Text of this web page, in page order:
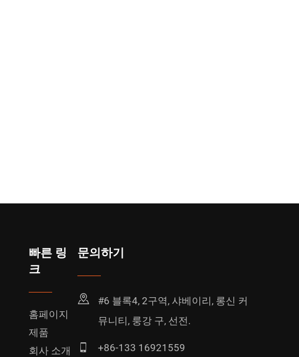
빠른 링
크
홈페이지
제품
회사 소개
문의하기
#6 블록4, 2구역, 샤베이리, 롱신 커
뮤니티, 룽강 구, 선전.
+86-133 16921559